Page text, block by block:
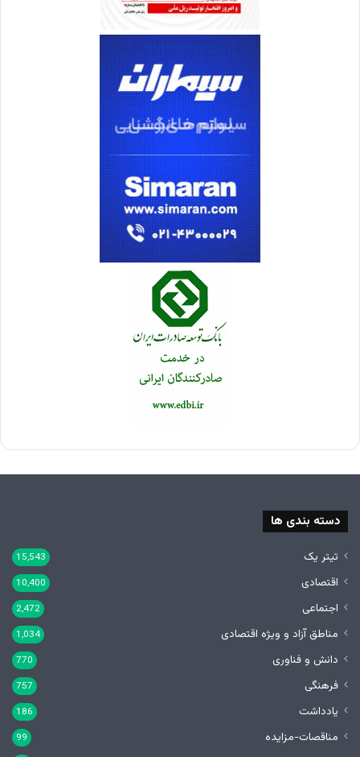
دسته بندی ها
تیتر یک 15,543
اقتصادی 10,400
اجتماعی 2,472
مناطق آزاد و ویژه اقتصادی 1,034
دانش و فناوری 770
فرهنگی 757
یادداشت 186
مناقصات-مزایده 99